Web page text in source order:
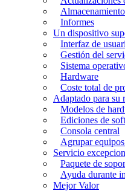
Informes
Un dispositivo
Interfaz de
Gestión del
Sistema
Hardware
Coste total de
Adaptado para su
Modelos de
Ediciones de
Consola central
Agrupar
Servicio
Paquete de
Ayuda durante
Mejor Valor